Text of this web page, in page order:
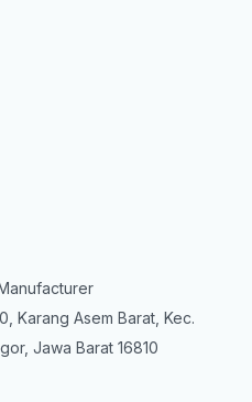
Karang Asem Barat, Kec.
Jawa Barat 16810